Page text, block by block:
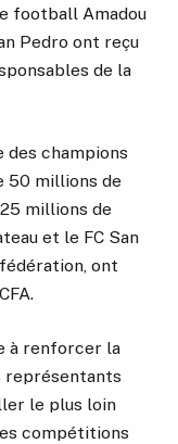
football Amadou
Pedro ont reçu
de la
des champions
50 millions de
25 millions de
et le FC San
ont
à renforcer la
le plus loin
compétitions